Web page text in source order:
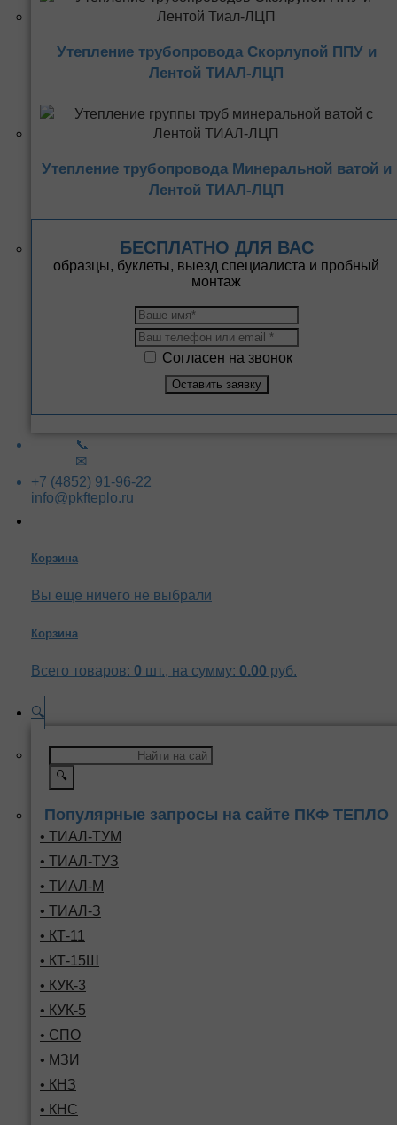
Утепление трубопровода Скорлупой ППУ и
Лентой ТИАЛ-ЛЦП
Утепление трубопровода Минеральной ватой и
Лентой ТИАЛ-ЛЦП
БЕСПЛАТНО ДЛЯ ВАС
образцы, буклеты, выезд специалиста и пробный
монтаж
Согласен на звонок
📞
✉
+7 (4852) 91-96-22
info@pkfteplo.ru
Корзина
Вы еще ничего не выбрали
Корзина
Всего товаров: 0 шт., на сумму: 0.00 руб.
🔍
🔍
Популярные запросы на сайте ПКФ ТЕПЛО
• ТИАЛ-ТУМ
• ТИАЛ-ТУЗ
• ТИАЛ-М
• ТИАЛ-З
• КТ-11
• КТ-15Ш
• КУК-3
• КУК-5
• СПО
• МЗИ
• КНЗ
• КНС